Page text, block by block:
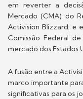
em reverter a
Mercado (CMA) do
Activision Blizzard, e
Comissão Federal
mercado dos Estados
A fusão entre a
marco importante
significativas para os